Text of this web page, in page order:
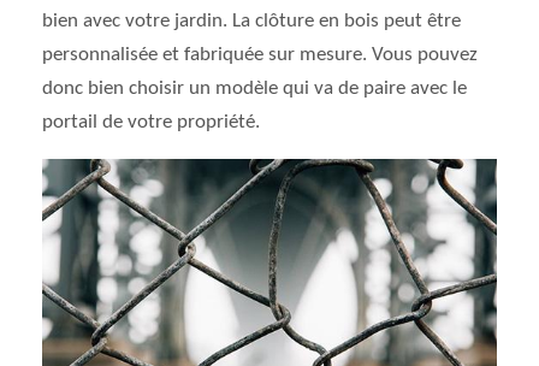
bien avec votre jardin. La clôture en bois peut être
personnalisée et fabriquée sur mesure. Vous pouvez
donc bien choisir un modèle qui va de paire avec le
portail de votre propriété.